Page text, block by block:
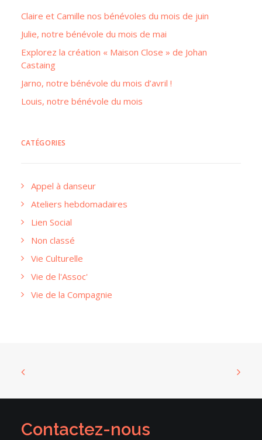
Claire et Camille nos bénévoles du mois de juin
Julie, notre bénévole du mois de mai
Explorez la création « Maison Close » de Johan
Castaing
Jarno, notre bénévole du mois d’avril !
Louis, notre bénévole du mois
CATÉGORIES
Appel à danseur
Ateliers hebdomadaires
Lien Social
Non classé
Vie Culturelle
Vie de l'Assoc'
Vie de la Compagnie
Contactez-nous